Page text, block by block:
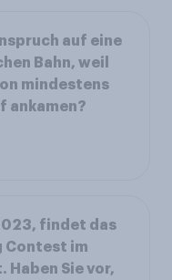
auf eine
Bahn, weil
mindestens
ankamen?
findet das
Contest im
Sie vor,